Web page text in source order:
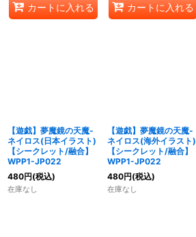
カートに入れる カートに入れる
【遊戯】夢魔鏡の天魔-
ネイロス(日本イラスト)
【シークレット/融合】
WPP1-JP022
480円(税込)
在庫なし
【遊戯】夢魔鏡の天魔-
ネイロス(海外イラスト)
【シークレット/融合】
WPP1-JP022
480円(税込)
在庫なし